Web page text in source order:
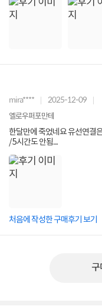
mira**** 2025-12-09
옐로우퍼포만테
한달만에 죽었네요 유선연결
/ 5시간도 안됨....
처음에 작성한 구매후기 보기
구